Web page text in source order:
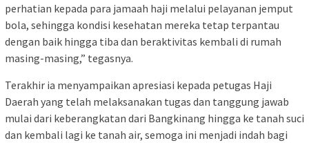
perhatian kepada para jamaah haji melalui pelayanan jemput
bola, sehingga kondisi kesehatan mereka tetap terpantau
dengan baik hingga tiba dan beraktivitas kembali di rumah
masing-masing,” tegasnya.
Terakhir ia menyampaikan apresiasi kepada petugas Haji
Daerah yang telah melaksanakan tugas dan tanggung jawab
mulai dari keberangkatan dari Bangkinang hingga ke tanah suci
dan kembali lagi ke tanah air, semoga ini menjadi indah bagi